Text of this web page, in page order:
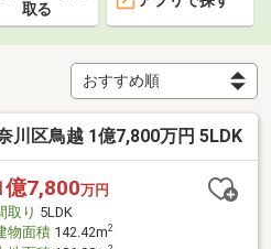
取る
川区鳥越 1億7,800万円 5LDK
億7,800万円
取り 5LDK
物面積142.42m2